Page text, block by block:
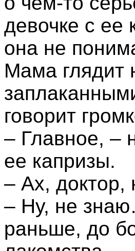
девочке с ее
она не
Мама глядит
говорит
– Главное, –
ее капризы.
– Ах, доктор,
– Ну, не
раньше, до